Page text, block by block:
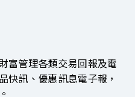
富管理各類交易回報及電
快訊、優惠訊息電子報，